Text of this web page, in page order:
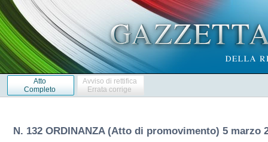
Atto
Completo
Avviso di rettifica
Errata corrige
N. 132 ORDINANZA (Atto di promovimento) 5 marzo